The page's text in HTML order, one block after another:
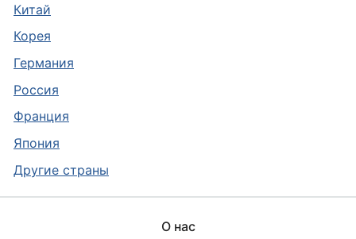
Китай
Корея
Германия
Россия
Франция
Япония
Другие страны
О нас